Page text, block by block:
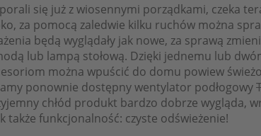
się już z wiosennymi porządkami, czeka
za pomocą zaledwie kilku ruchów można
będą wyglądały jak nowe, za sprawą
lub lampą stołową. Dzięki jednemu lub
można wpuścić do domu powiew
ponownie dostępny wentylator podłogowy
chłód produkt bardzo dobrze wygląda,
także funkcjonalność: czyste odświeżenie!